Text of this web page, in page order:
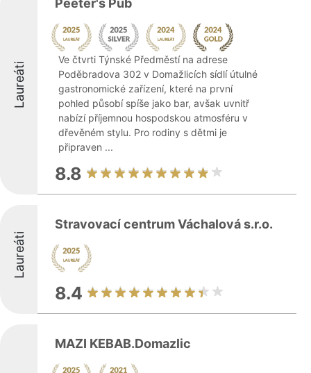
Laureáti
Peeter's Pub
Ve čtvrti Týnské Předměstí na adrese
Poděbradova 302 v Domažlicích sídlí útulné
gastronomické zařízení, které na první
pohled působí spíše jako bar, avšak uvnitř
nabízí příjemnou hospodskou atmosféru v
dřevěném stylu. Pro rodiny s dětmi je
připraven ...
8.8
Laureáti
Stravovací centrum Váchalová s.r.o.
8.4
MAZI KEBAB.Domazlic